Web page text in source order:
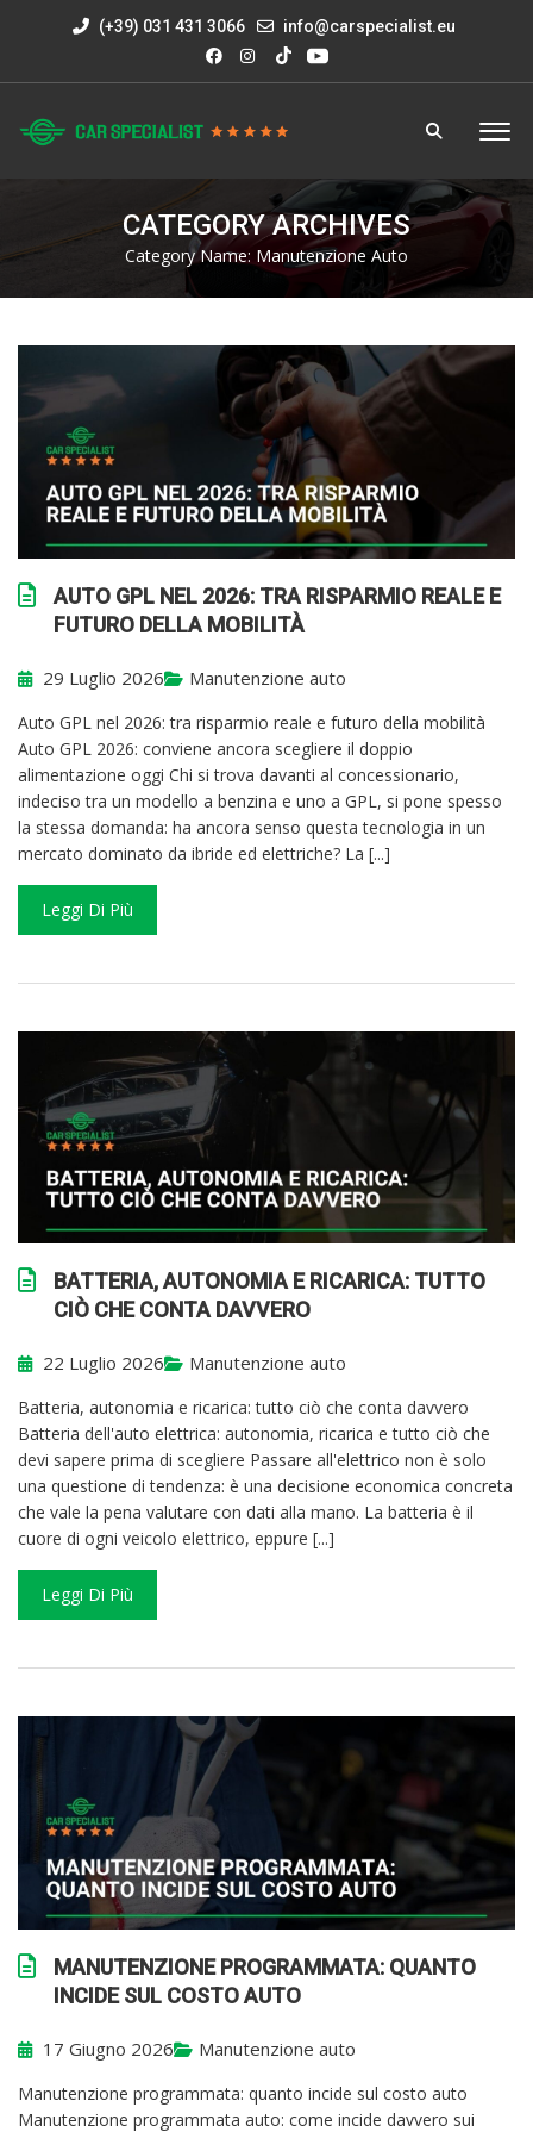
(+39) 031 431 3066 info@carspecialist.eu
CATEGORY ARCHIVES
Category Name: Manutenzione Auto
AUTO GPL NEL 2026: TRA RISPARMIO REALE E
FUTURO DELLA MOBILITÀ
29 Luglio 2026 Manutenzione auto
Auto GPL nel 2026: tra risparmio reale e futuro della mobilità
Auto GPL 2026: conviene ancora scegliere il doppio
alimentazione oggi Chi si trova davanti al concessionario,
indeciso tra un modello a benzina e uno a GPL, si pone spesso
la stessa domanda: ha ancora senso questa tecnologia in un
mercato dominato da ibride ed elettriche? La [...]
Leggi Di Più
BATTERIA, AUTONOMIA E RICARICA: TUTTO
CIÒ CHE CONTA DAVVERO
22 Luglio 2026 Manutenzione auto
Batteria, autonomia e ricarica: tutto ciò che conta davvero
Batteria dell'auto elettrica: autonomia, ricarica e tutto ciò che
devi sapere prima di scegliere Passare all'elettrico non è solo
una questione di tendenza: è una decisione economica concreta
che vale la pena valutare con dati alla mano. La batteria è il
cuore di ogni veicolo elettrico, eppure [...]
Leggi Di Più
MANUTENZIONE PROGRAMMATA: QUANTO
INCIDE SUL COSTO AUTO
17 Giugno 2026 Manutenzione auto
Manutenzione programmata: quanto incide sul costo auto
Manutenzione programmata auto: come incide davvero sui